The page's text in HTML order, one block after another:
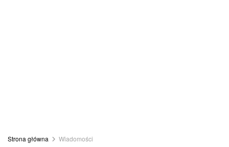
Strona główna Wiadomości